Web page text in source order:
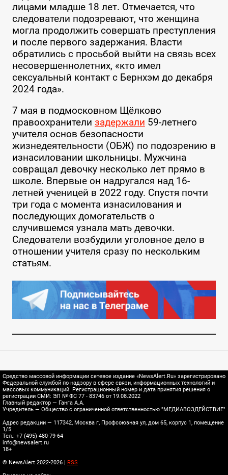
лицами младше 18 лет. Отмечается, что
следователи подозревают, что женщина
могла продолжить совершать преступления
и после первого задержания. Власти
обратились с просьбой выйти на связь всех
несовершеннолетних, «кто имел
сексуальный контакт с Бернхэм до декабря
2024 года».
7 мая в подмосковном Щёлково
правоохранители задержали 59-летнего
учителя основ безопасности
жизнедеятельности (ОБЖ) по подозрению в
изнасиловании школьницы. Мужчина
совращал девочку несколько лет прямо в
школе. Впервые он надругался над 16-
летней ученицей в 2022 году. Спустя почти
три года с момента изнасилования и
последующих домогательств о
случившемся узнала мать девочки.
Следователи возбудили уголовное дело в
отношении учителя сразу по нескольким
статьям.
Средство массовой информации сетевое издание «NewsAlert.Ru» зарегистрировано
Федеральной службой по надзору в сфере связи, информационных технологий и
массовых коммуникаций. Регистрационный номер и дата принятия решения о
регистрации СМИ: ЭЛ № ФС 77 - 83746 от 19.08.2022
Главный редактор — Ганга А.А.
Учредитель — Общество с ограниченной ответственностью "МЕДИАВОЗДЕЙСТВИЕ"
Адрес редакции — 117342, Москва г, Профсоюзная ул, дом 65, корпус 1, помещение
1/5
Тел.: +7 (495) 480-79-64
info@newsalert.ru
18+
© NewsAlert 2022-2026 |
RSS